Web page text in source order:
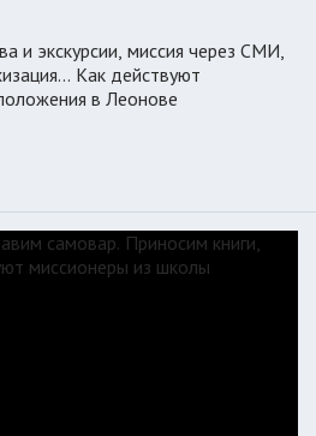
и экскурсии, миссия через СМИ,
Как действуют
в Леонове